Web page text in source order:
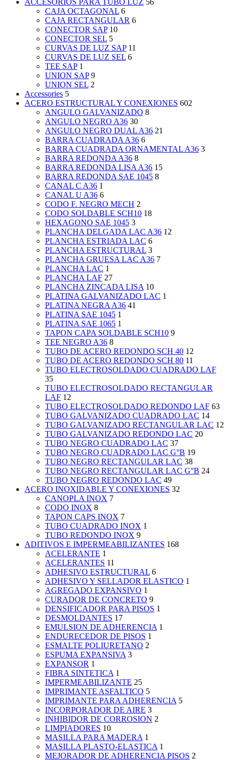
ACCESORIOS PARA TUBO LUZ 56
CAJA OCTAGONAL 6
CAJA RECTANGULAR 6
CONECTOR SAP 10
CONECTOR SEL 5
CURVAS DE LUZ SAP 11
CURVAS DE LUZ SEL 6
TEE SAP 1
UNION SAP 9
UNION SEL 2
Accessories 5
ACERO ESTRUCTURAL Y CONEXIONES 602
ANGULO GALVANIZADO 8
ANGULO NEGRO A36 30
ANGULO NEGRO DUAL A36 21
BARRA CUADRADA A36 6
BARRA CUADRADA ORNAMENTAL A36 3
BARRA REDONDA A36 8
BARRA REDONDA LISA A36 15
BARRA REDONDA SAE 1045 8
CANAL C A36 1
CANAL U A36 6
CODO F. NEGRO MECH 2
CODO SOLDABLE SCH10 18
HEXAGONO SAE 1045 3
PLANCHA DELGADA LAC A36 12
PLANCHA ESTRIADA LAC 6
PLANCHA ESTRUCTURAL 3
PLANCHA GRUESA LAC A36 7
PLANCHA LAC 1
PLANCHA LAF 27
PLANCHA ZINCADA LISA 10
PLATINA GALVANIZADO LAC 1
PLATINA NEGRA A36 41
PLATINA SAE 1045 1
PLATINA SAE 1065 1
TAPON CAPA SOLDABLE SCH10 9
TEE NEGRO A36 8
TUBO DE ACERO REDONDO SCH 40 12
TUBO DE ACERO REDONDO SCH 80 11
TUBO ELECTROSOLDADO CUADRADO LAF
35
TUBO ELECTROSOLDADO RECTANGULAR
LAF 12
TUBO ELECTROSOLDADO REDONDO LAF 63
TUBO GALVANIZADO CUADRADO LAC 14
TUBO GALVANIZADO RECTANGULAR LAC 12
TUBO GALVANIZADO REDONDO LAC 20
TUBO NEGRO CUADRADO LAC 37
TUBO NEGRO CUADRADO LAC G°B 19
TUBO NEGRO RECTANGULAR LAC 38
TUBO NEGRO RECTANGULAR LAC G°B 24
TUBO NEGRO REDONDO LAC 49
ACERO INOXIDABLE Y CONEXIONES 32
CANOPLA INOX 7
CODO INOX 8
TAPON CAPS INOX 7
TUBO CUADRADO INOX 1
TUBO REDONDO INOX 9
ADITIVOS E IMPERMEABILIZANTES 168
ACELERANTE 1
ACELERANTES 11
ADHESIVO ESTRUCTURAL 6
ADHESIVO Y SELLADOR ELASTICO 1
AGREGADO EXPANSIVO 1
CURADOR DE CONCRETO 9
DENSIFICADOR PARA PISOS 1
DESMOLDANTES 17
EMULSION DE ADHERENCIA 1
ENDURECEDOR DE PISOS 1
ESMALTE POLIURETANO 2
ESPUMA EXPANSIVA 3
EXPANSOR 1
FIBRA SINTETICA 1
IMPERMEABILIZANTE 25
IMPRIMANTE ASFALTICO 5
IMPRIMANTE PARA ADHERENCIA 5
INCORPORADOR DE AIRE 3
INHIBIDOR DE CORROSION 2
LIMPIADORES 10
MASILLA PARA MADERA 1
MASILLA PLASTO-ELASTICA 1
MEJORADOR DE ADHERENCIA PISOS 2